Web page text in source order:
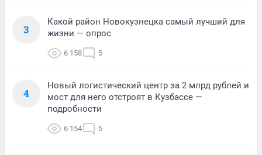
3
Какой район Новокузнецка самый лучший для
жизни — опрос
6 158 5
4
Новый логистический центр за 2 млрд рублей и
мост для него отстроят в Кузбассе —
подробности
6 154 5